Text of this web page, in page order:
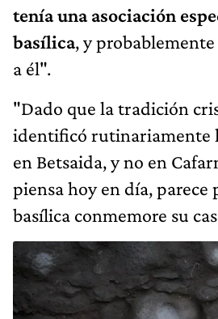
tenía una asociación
basílica, y
a él".
"Dado que la tradición
identificó rutinariamente
en Betsaida, y no en
piensa hoy en día, parece
basílica conmemore su